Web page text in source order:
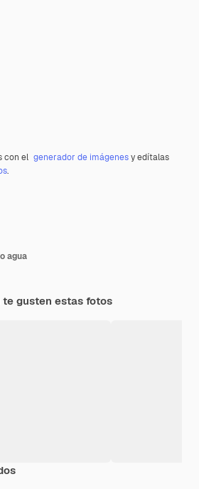
con el generador de imágenesy edítalas
.
agua
te gusten estas fotos